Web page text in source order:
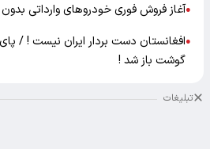
●آغاز فروش فوری خودروهای وارداتی بدون
●افغانستان دست بردار ایران نیست ! / پای
گوشت باز شد !
تبلیغات